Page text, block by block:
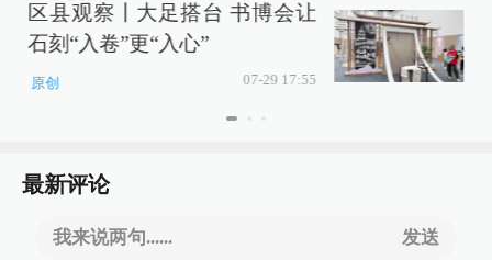
区县观察丨大足搭台 书博会让
石刻“入卷”更“入心”
原创 07-29 17:55
最新评论
我来说两句...... 发送